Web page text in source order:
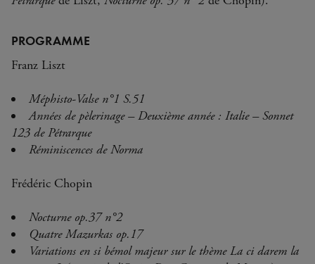
PROGRAMME
Franz Liszt
Méphisto-Valse n°1 S.51
Années de pèlerinage – Deuxième année : Italie – Sonnet
123 de Pétrarque
Réminiscences de Norma
Frédéric Chopin
Nocturne op.37 n°2
Quatre Mazurkas op.17
Variations en si bémol majeur sur le thème La ci darem la